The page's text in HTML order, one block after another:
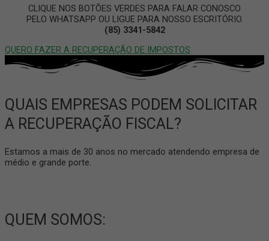
CLIQUE NOS BOTÕES VERDES PARA FALAR CONOSCO
PELO WHATSAPP OU LIGUE PARA NOSSO ESCRITÓRIO.
(85) 3341-5842
QUERO FAZER A RECUPERAÇÃO DE IMPOSTOS
QUAIS EMPRESAS PODEM SOLICITAR
A RECUPERAÇÃO FISCAL?
Estamos a mais de 30 anos no mercado atendendo empresa de
médio e grande porte.
QUEM SOMOS: